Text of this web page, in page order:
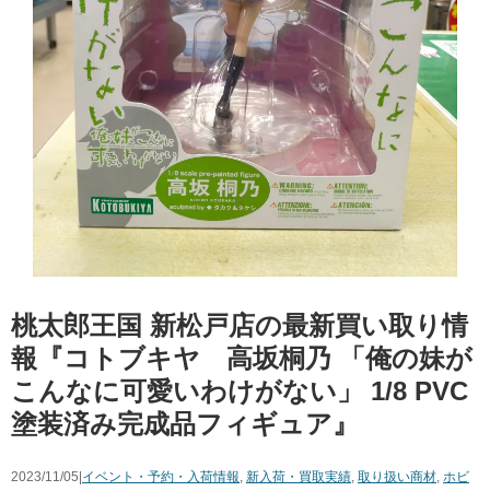
桃太郎王国 新松戸店の最新買い取り情
報『コトブキヤ 高坂桐乃 ​「俺の妹が
こんなに可愛いわけがない」 ​1/8 ​PVC
塗装済み完成品フィギュア』
2023/11/05|イベント・予約・入荷情報 新入荷・買取実績 取り扱い商材 ホビ